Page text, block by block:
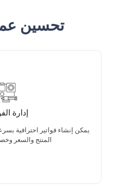
تحسين
إدارة
يمكن إنشاء فواتير احترافية
المنتج والسعر
إدارة
يمكن إنشاء فواتير